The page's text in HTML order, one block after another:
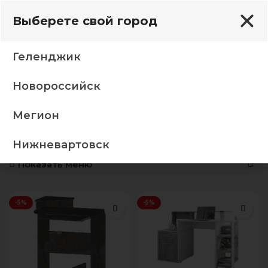
Главная Столы
Компьютерные столы
Показать меню
-5% -5%
Выберете свой город
Геленджик
Новороссийск
Мегион
Нижневартовск